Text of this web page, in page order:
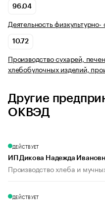
96.04
Деятельность физкультурно-
10.72
Производство сухарей,
хлебобулочных изделий,
Другие
ОКВЭД
ДЕЙСТВУЕТ
ИП Дикова Надежда
Производство хлеба и
ДЕЙСТВУЕТ